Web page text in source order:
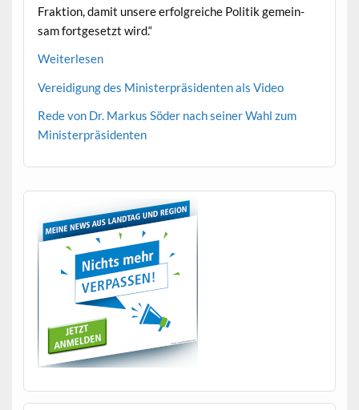
Frak­tion, damit unsere erfol­gre­iche Poli­tik gemein­
sam fort­ge­set­zt wird.“
Weit­er­lesen
Verei­di­gung des Min­is­ter­präsi­den­ten als Video
Rede von Dr. Markus Söder nach sein­er Wahl zum
Ministerpräsidenten